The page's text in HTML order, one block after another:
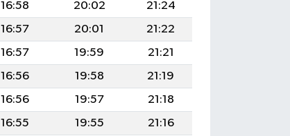
16:58 20:02
21:24
16:57 20:01
21:22
16:57 19:59
21:21
16:56 19:58
21:19
16:56 19:57
21:18
16:55 19:55 21:16